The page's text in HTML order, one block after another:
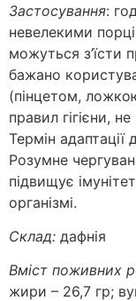
Застосування:
невелекими
можуться з’їсти
бажано
(пінцетом,
правил гігієни,
Термін
Розумне
підвищує
організмі.
Склад: дафнія
Вміст поживних
жири – 26,7 гр;